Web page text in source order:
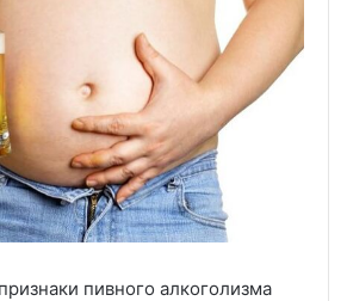
пивного алкоголизма